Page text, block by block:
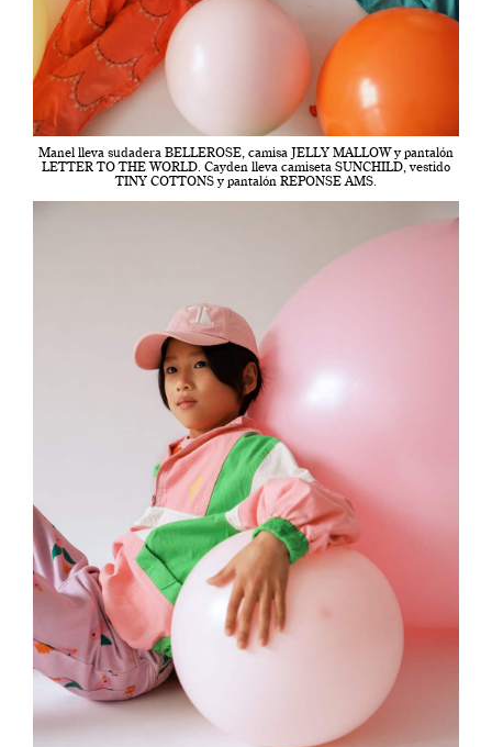
Manel lleva sudadera BELLEROSE, camisa JELLY MALLOW y pantalón
LETTER TO THE WORLD. Cayden lleva camiseta SUNCHILD, vestido
TINY COTTONS y pantalón REPONSE AMS.